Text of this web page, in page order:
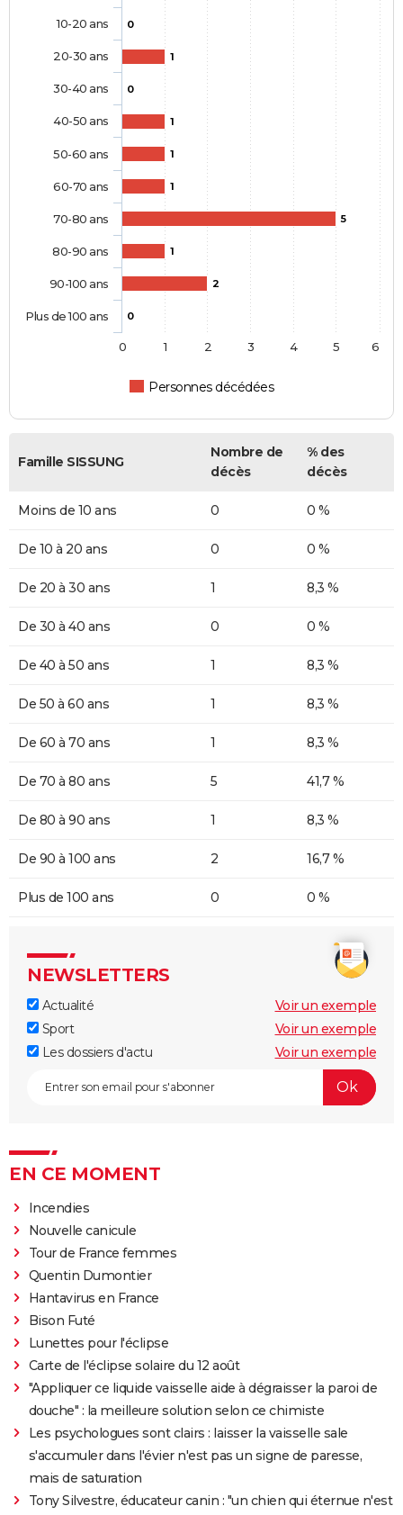
0
1
0
1
1
1
5
1
2
0
Personnes décédées
10-20 ans
20-30 ans
30-40 ans
40-50 ans
50-60 ans
60-70 ans
70-80 ans
80-90 ans
90-100 ans
Plus de 100 ans
0 1 2 3 4 5 6
Famille SISSUNG
Nombre de
décès
% des
décès
Moins de 10 ans 0 0 %
De 10 à 20 ans 0 0 %
De 20 à 30 ans 1 8,3 %
De 30 à 40 ans 0 0 %
De 40 à 50 ans 1 8,3 %
De 50 à 60 ans 1 8,3 %
De 60 à 70 ans 1 8,3 %
De 70 à 80 ans 5 41,7 %
De 80 à 90 ans 1 8,3 %
De 90 à 100 ans 2 16,7 %
Plus de 100 ans 0 0 %
NEWSLETTERS
Actualité
Voir un exemple
Sport
Voir un exemple
Les dossiers d'actu
Voir un exemple
EN CE MOMENT
Incendies
Nouvelle canicule
Tour de France femmes
Quentin Dumontier
Hantavirus en France
Bison Futé
Lunettes pour l'éclipse
Carte de l'éclipse solaire du 12 août
"Appliquer ce liquide vaisselle aide à dégraisser la paroi de
douche" : la meilleure solution selon ce chimiste
Les psychologues sont clairs : laisser la vaisselle sale
s'accumuler dans l'évier n'est pas un signe de paresse,
mais de saturation
Tony Silvestre, éducateur canin : "un chien qui éternue n'est